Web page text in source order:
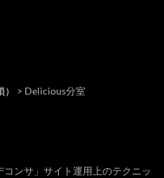
> Delicious分室
ンサ」サイト運用上のテクニッ